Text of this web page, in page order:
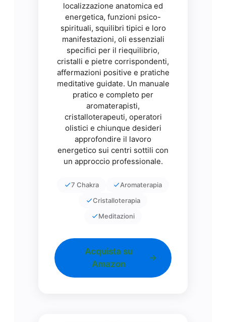
localizzazione anatomica ed
energetica, funzioni psico-
spirituali, squilibri tipici e loro
manifestazioni, oli essenziali
specifici per il riequilibrio,
cristalli e pietre corrispondenti,
affermazioni positive e pratiche
meditative guidate. Un manuale
pratico e completo per
aromaterapisti,
cristalloterapeuti, operatori
olistici e chiunque desideri
approfondire il lavoro
energetico sui centri sottili con
un approccio professionale.
7 Chakra
Aromaterapia
Cristalloterapia
Meditazioni
Acquista su
Amazon